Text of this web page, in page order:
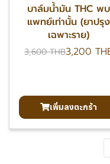
บาล์มน้ำมัน THC พบ
แพทย์เท่านั้น (ยาปรุง
เฉพาะราย)
3,600 THB3,200
เพิ่มลงตะกร้า